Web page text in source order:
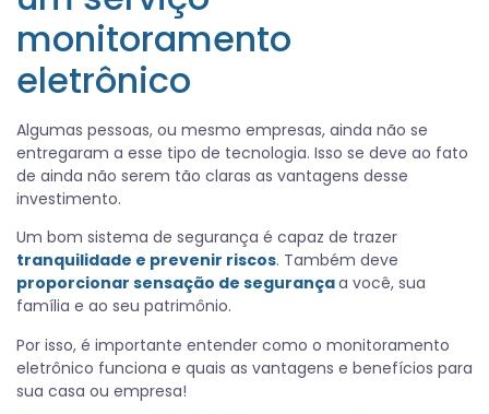
monitoramento
eletrônico
Algumas pessoas, ou mesmo empresas, ainda não se
entregaram a esse tipo de tecnologia. Isso se deve ao fato
de ainda não serem tão claras as vantagens desse
investimento.
Um bom sistema de segurança é capaz de trazer
tranquilidade e prevenir riscos. Também deve
proporcionar sensação de segurançaa você, sua
família e ao seu patrimônio.
Por isso, é importante entender como o monitoramento
eletrônico funciona e quais as vantagens e benefícios para
sua casa ou empresa!